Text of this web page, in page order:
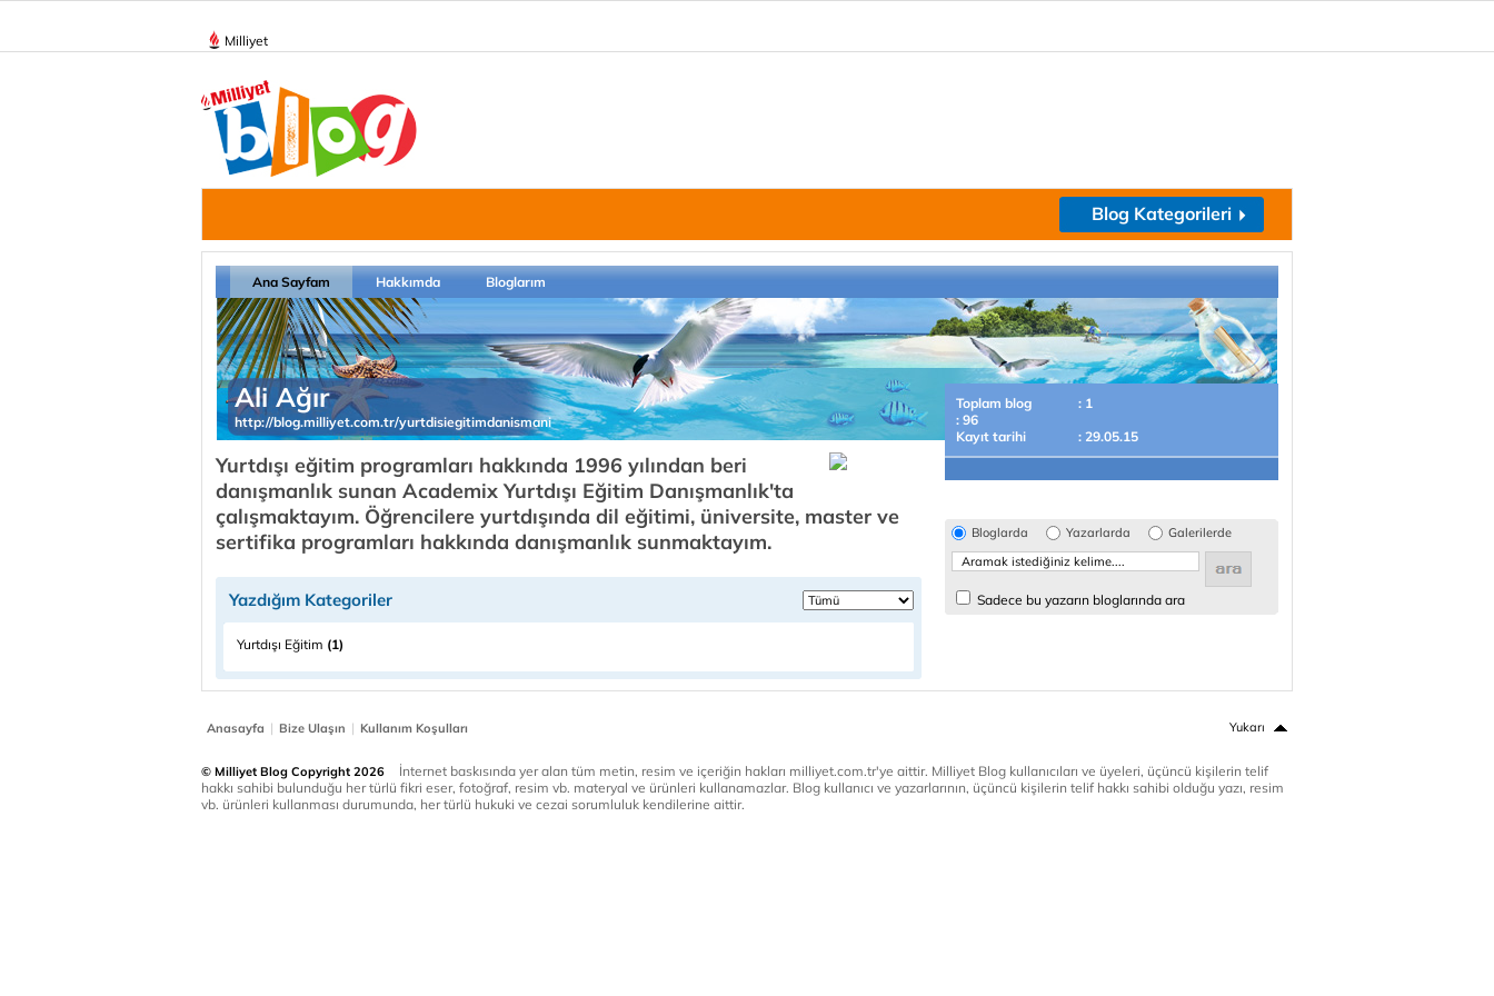
Milliyet
Blog Kategorileri
Ana Sayfam Hakkımda Bloglarım
Ali Ağır
http://blog.milliyet.com.tr/yurtdisiegitimdanismani
Yurtdışı eğitim programları hakkında 1996 yılından beri
danışmanlık sunan Academix Yurtdışı Eğitim Danışmanlık'ta
çalışmaktayım. Öğrencilere yurtdışında dil eğitimi, üniversite, master ve
sertifika programları hakkında danışmanlık sunmaktayım.
Yazdığım Kategoriler
Yurtdışı Eğitim (1)
Toplam blog
: 1
: 96
Kayıt tarihi
: 29.05.15
Bloglarda Yazarlarda Galerilerde
Sadece bu yazarın bloglarında ara
Anasayfa | Bize Ulaşın | Kullanım Koşulları Yukarı
© Milliyet Blog Copyright 2026
İnternet baskısında yer alan tüm metin, resim ve içeriğin hakları milliyet.com.tr'ye aittir. Milliyet Blog kullanıcıları ve üyeleri, üçüncü kişilerin telif
hakkı sahibi bulunduğu her türlü fikri eser, fotoğraf, resim vb. materyal ve ürünleri kullanamazlar. Blog kullanıcı ve yazarlarının, üçüncü kişilerin telif hakkı sahibi olduğu yazı, resim
vb. ürünleri kullanması durumunda, her türlü hukuki ve cezai sorumluluk kendilerine aittir.